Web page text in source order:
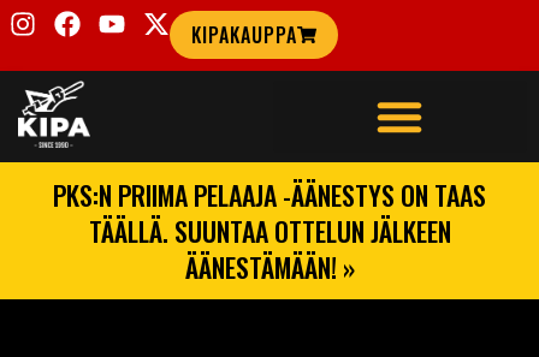
KIPAKAUPPA
PKS:N PRIIMA PELAAJA -ÄÄNESTYS ON TAAS
TÄÄLLÄ. SUUNTAA OTTELUN JÄLKEEN
ÄÄNESTÄMÄÄN! »